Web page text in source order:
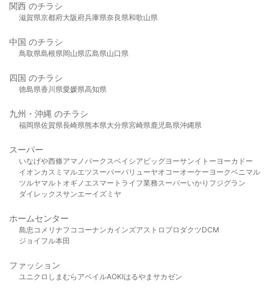
関西 のチラシ
滋賀県京都府大阪府兵庫県奈良県和歌山県
中国 のチラシ
鳥取県島根県岡山県広島県山口県
四国 のチラシ
徳島県香川県愛媛県高知県
九州・沖縄 のチラシ
福岡県佐賀県長崎県熊本県大分県宮崎県鹿児島県沖縄県
スーパー
いなげや西條アマノパークスベイシア ビッグヨーサンイトーヨーカドー
イオンカスミ マルエツスーパーバリューヤオコーオーケー ヨークベニマル
ツルヤマルト オギノ エスマート ライフ業務スーパーいかり フジグラン
ダイレックスサンエーイズミヤ
ホームセンター
島忠 コメリ ナフコ コーナンカインズアストロプロダクツDCM
ジョイフル本田
ファッション
ユニクロ しまむら アベイルAOKIはるやま サカゼン